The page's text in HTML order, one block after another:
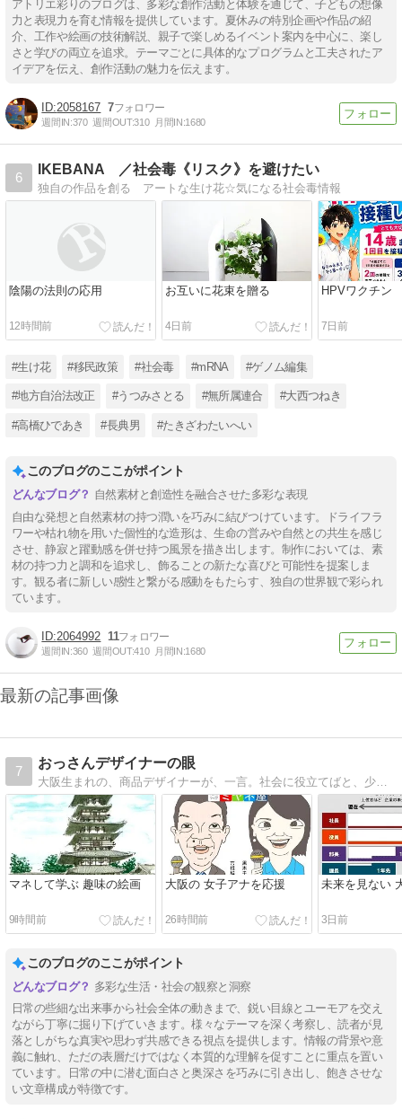
アトリエ彩りのブログは、多彩な創作活動と体験を通じて、子どもの想像
力と表現力を育む情報を提供しています。夏休みの特別企画や作品の紹
介、工作や絵画の技術解説、親子で楽しめるイベント案内を中心に、楽し
さと学びの両立を追求。テーマごとに具体的なプログラムと工夫されたア
イデアを伝え、創作活動の魅力を伝えます。
2058167 7
週間IN:370 週間OUT:310 月間IN:1680
6
IKEBANA ／社会毒《リスク》を避けたい
独自の作品を創る アートな生け花☆気になる社会毒情報
陰陽の法則の応用
12時間前
お互いに花束を贈る
4日前
HPVワクチン
7日前
#生け花 #移民政策 #社会毒 #mRNA #ゲノム編集
#地方自治法改正 #うつみさとる #無所属連合 #大西つねき
#高橋ひであき #長典男 #たきざわたいへい
このブログのここがポイント
自然素材と創造性を融合させた多彩な表現
自由な発想と自然素材の持つ潤いを巧みに結びつけています。ドライフラ
ワーや枯れ物を用いた個性的な造形は、生命の営みや自然との共生を感じ
させ、静寂と躍動感を併せ持つ風景を描き出します。制作においては、素
材の持つ力と調和を追求し、飾ることの新たな喜びと可能性を提案しま
す。観る者に新しい感性と繋がる感動をもたらす、独自の世界観で彩られ
ています。
2064992 11
週間IN:360 週間OUT:410 月間IN:1680
最新の記事画像
7
おっさんデザイナーの眼
大阪生まれの、商品デザイナーが、一言。社会に役立てばと、少し辛口であれこれすき放題、毎日更新目標
マネして学ぶ 趣味の絵画
9時間前
大阪の 女子アナを応援
26時間前
未来を見ない
3日前
このブログのここがポイント
多彩な生活・社会の観察と洞察
日常の些細な出来事から社会全体の動きまで、鋭い目線とユーモアを交え
ながら丁寧に掘り下げていきます。様々なテーマを深く考察し、読者が見
落としがちな真実や思わず共感できる視点を提供します。情報の背景や意
義に触れ、ただの表層だけではなく本質的な理解を促すことに重点を置い
ています。日常の中に潜む面白さと奥深さを巧みに引き出し、飽きさせな
い文章構成が特徴です。